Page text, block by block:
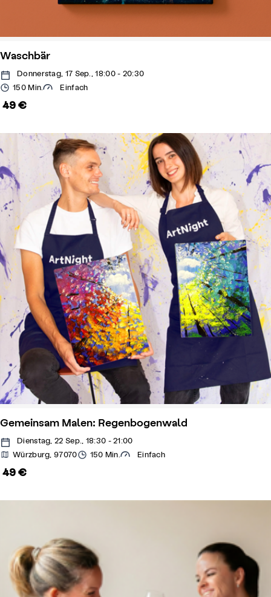
Waschbär
Donnerstag, 17 Sep., 18:00 - 20:30
150 Min.
Einfach
49 €
Gemeinsam Malen: Regenbogenwald
Dienstag, 22 Sep., 18:30 - 21:00
Würzburg, 97070
150 Min. Einfach
49 €